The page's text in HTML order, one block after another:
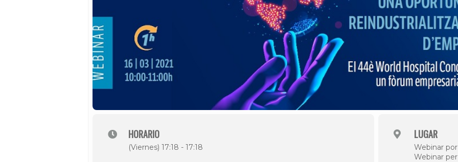
HORARIO
(Viernes) 17:18 - 17:18
LUGAR
Webinar
Webinar